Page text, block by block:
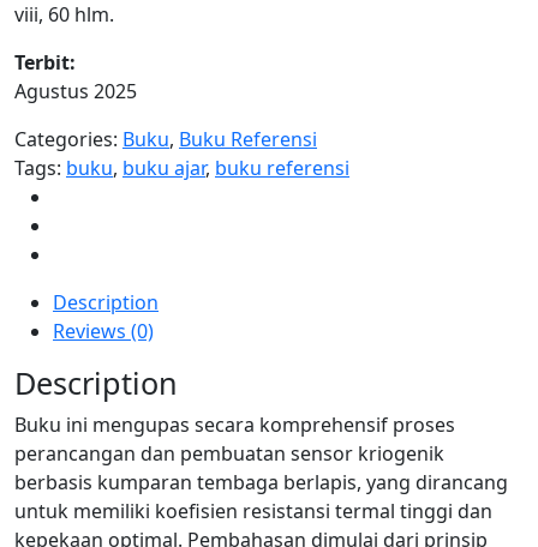
viii, 60 hlm.
Terbit:
Agustus 2025
Categories: Buku, Buku Referensi
Tags: buku, buku ajar, buku referensi
Description
Reviews (0)
Description
Buku ini mengupas secara komprehensif proses
perancangan dan pembuatan sensor kriogenik
berbasis kumparan tembaga berlapis, yang dirancang
untuk memiliki koefisien resistansi termal tinggi dan
kepekaan optimal. Pembahasan dimulai dari prinsip